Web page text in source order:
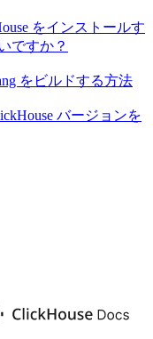
をインストールす
ですか？
をビルドする方法
バージョンを